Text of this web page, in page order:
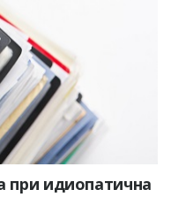
при идиопатична